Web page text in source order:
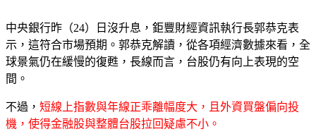
中央銀行昨（24）日沒升息，鉅豐財經資訊執行長郭恭克表
示，這符合市場預期。郭恭克解讀，從各項經濟數據來看，全
球景氣仍在緩慢的復甦，長線而言，台股仍有向上表現的空
間。
不過， 短線上指數與年線正乖離幅度大，且外資買盤偏向投
機，使得金融股與整體台股拉回疑慮不小。